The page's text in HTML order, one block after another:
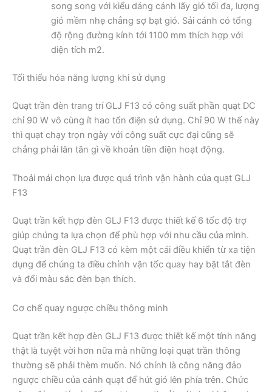
song song với kiểu dáng cánh lấy gió tối đa, lượng
gió mềm nhẹ chẳng sợ bạt gió. Sải cánh có tổng
độ rộng đường kính tới 1100 mm thích hợp với
diện tích m2.
Tối thiểu hóa năng lượng khi sử dụng
Quạt trần đèn trang trí GLJ F13 có công suất phần quạt DC
chỉ 90 W vô cùng ít hao tổn điện sử dụng. Chỉ 90 W thế này
thì quạt chạy trọn ngày với công suất cực đại cũng sẽ
chẳng phải lăn tăn gì về khoản tiền điện hoạt động.
Thoải mái chọn lựa được quá trình vận hành của quạt GLJ
F13
Quạt trần kết hợp đèn GLJ F13 được thiết kế 6 tốc độ trợ
giúp chúng ta lựa chọn để phù hợp với nhu cầu của mình.
Quạt trần đèn GLJ F13 có kèm một cái điều khiển từ xa tiện
dụng để chúng ta điều chỉnh vận tốc quay hay bật tắt đèn
và đổi màu sắc đèn bạn thích.
Cơ chế quay ngược chiều thông minh
Quạt trần kết hợp đèn GLJ F13 được thiết kế một tính năng
thật là tuyệt vời hơn nữa mà những loại quạt trần thông
thường sẽ phải thèm muốn. Nó chính là công năng đảo
ngược chiều của cánh quạt để hút gió lên phía trên. Chức